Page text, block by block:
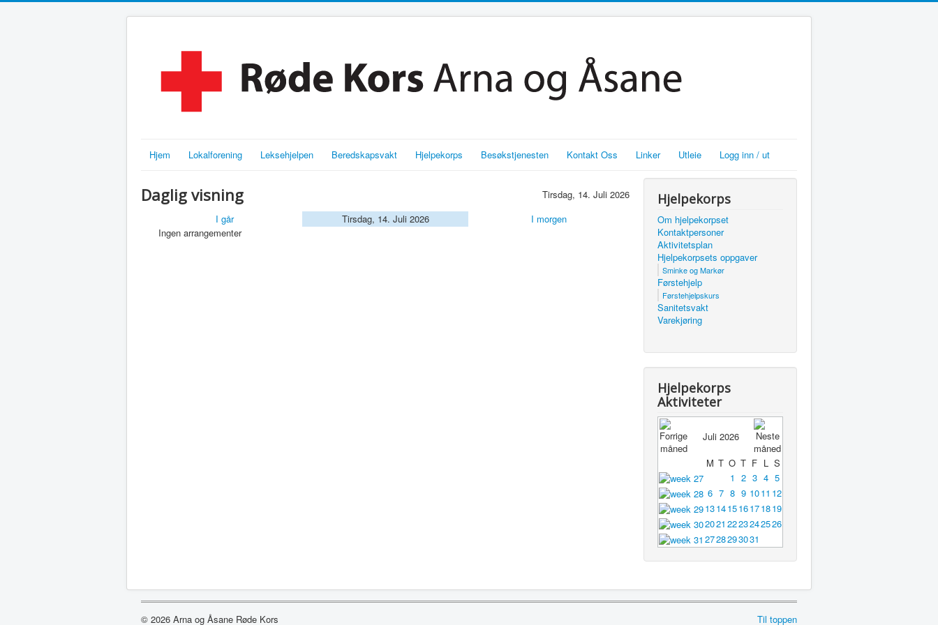
Hjem Lokalforening Leksehjelpen Beredskapsvakt Hjelpekorps Besøkstjenesten Kontakt Oss Linker Utleie Logg inn / ut
Daglig visning
Tirsdag, 14. Juli 2026
I går
Tirsdag, 14. Juli 2026
I morgen
Ingen arrangementer
Hjelpekorps
Om hjelpekorpset
Kontaktpersoner
Aktivitetsplan
Hjelpekorpsets oppgaver
Sminke og Markør
Førstehjelp
Førstehjelpskurs
Sanitetsvakt
Varekjøring
Hjelpekorps
Aktiviteter
Juli 2026
M T O T F L S
1 2 3 4 5
6 7 8 9 1011 12
13141516171819
2021 2223242526
2728293031
Til toppen
© 2026 Arna og Åsane Røde Kors